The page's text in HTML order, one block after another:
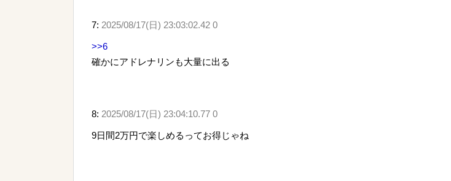
7: 2025/08/17(日) 23:03:02.42 0
>>6
確かにアドレナリンも大量に出る
8: 2025/08/17(日) 23:04:10.77 0
9日間2万円で楽しめるってお得じゃね